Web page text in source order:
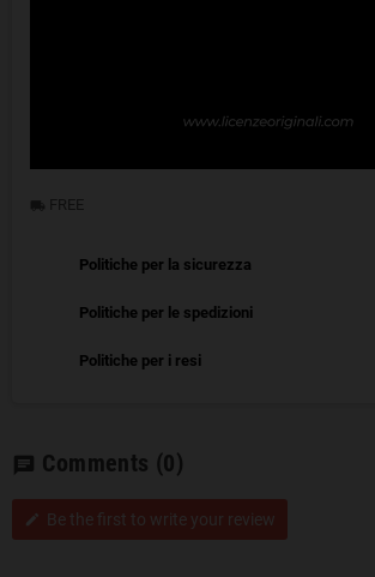
local_shipping FREE
Politiche per la sicurezza
Politiche per le spedizioni
Politiche per i resi
chat Comments (0)
edit Be the first to write your review